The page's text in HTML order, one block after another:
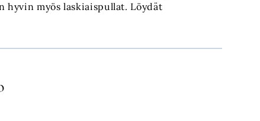
myös laskiaispullat. Löydät